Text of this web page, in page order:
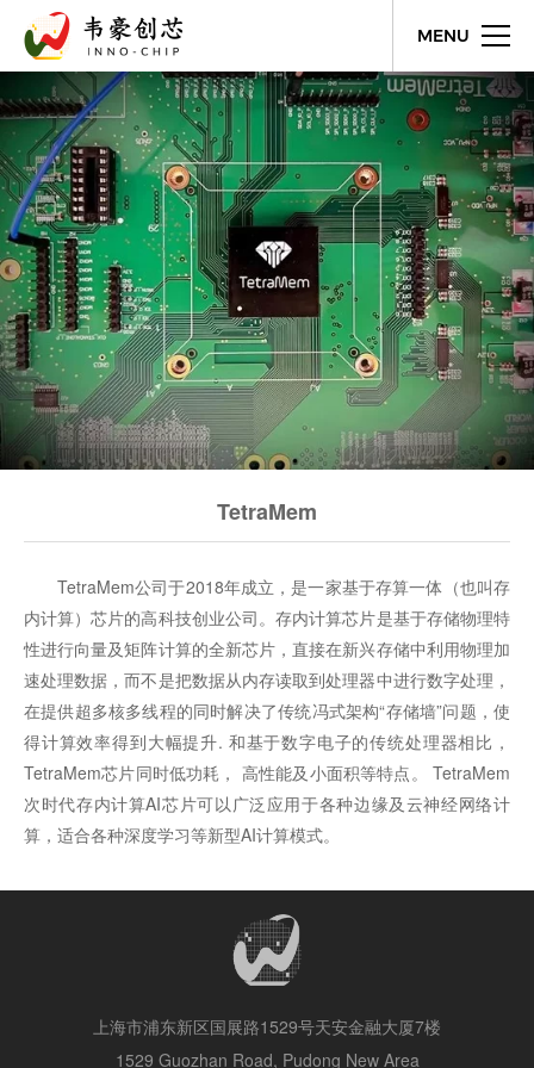
MENU
TetraMem
TetraMem公司于2018年成立，是一家基于存算一体（也叫存
内计算）芯片的高科技创业公司。存内计算芯片是基于存储物理特
性进行向量及矩阵计算的全新芯片，直接在新兴存储中利用物理加
速处理数据，而不是把数据从内存读取到处理器中进行数字处理，
在提供超多核多线程的同时解决了传统冯式架构“存储墙”问题，使
得计算效率得到大幅提升. 和基于数字电子的传统处理器相比，
TetraMem芯片同时低功耗， 高性能及小面积等特点。 TetraMem
次时代存内计算AI芯片可以广泛应用于各种边缘及云神经网络计
算，适合各种深度学习等新型AI计算模式。
上海市浦东新区国展路1529号天安金融大厦7楼
1529 Guozhan Road, Pudong New Area